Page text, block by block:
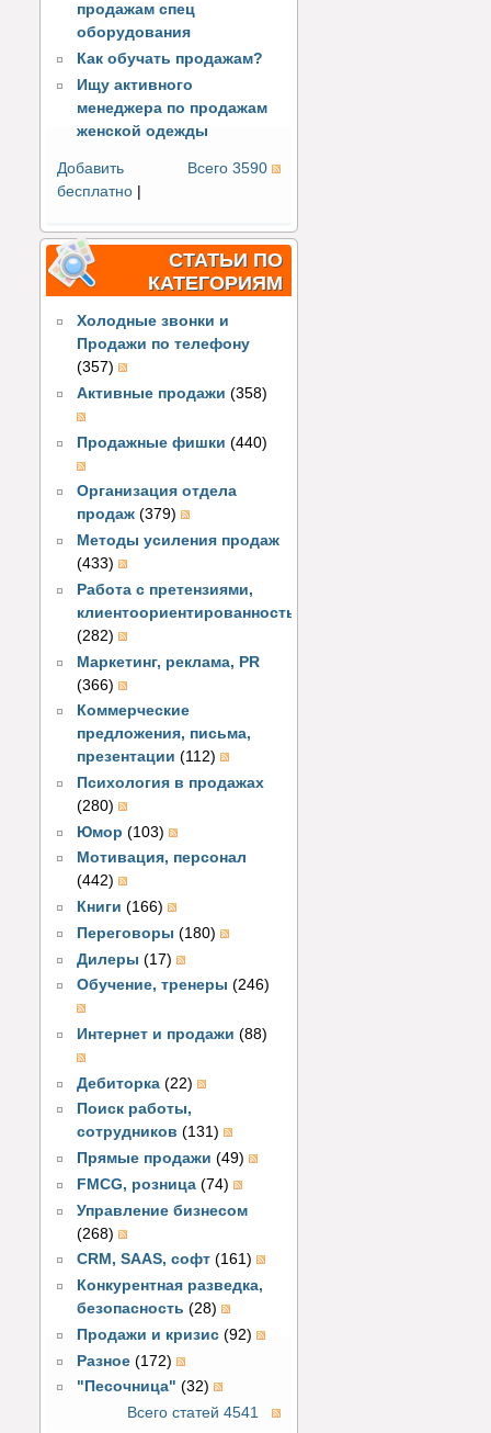
продажам спец
оборудования
Как обучать продажам?
Ищу активного
менеджера по продажам
женской одежды
Всего 3590
Добавить
бесплатно |
СТАТЬИ ПО
КАТЕГОРИЯМ
Холодные звонки и
Продажи по телефону
(357)
Активные продажи (358)
Продажные фишки (440)
Организация отдела
продаж (379)
Методы усиления продаж
(433)
Работа с претензиями,
клиентоориентированность
(282)
Маркетинг, реклама, PR
(366)
Коммерческие
предложения, письма,
презентации (112)
Психология в продажах
(280)
Юмор (103)
Мотивация, персонал
(442)
Книги (166)
Переговоры (180)
Дилеры (17)
Обучение, тренеры (246)
Интернет и продажи (88)
Дебиторка (22)
Поиск работы,
сотрудников (131)
Прямые продажи (49)
FMCG, розница (74)
Управление бизнесом
(268)
CRM, SAAS, софт (161)
Конкурентная разведка,
безопасность (28)
Продажи и кризис (92)
Разное (172)
"Песочница" (32)
Всего статей 4541